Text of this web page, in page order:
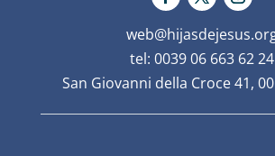
tel: 0039 06 663 62 24
San Giovanni della Croce 41,